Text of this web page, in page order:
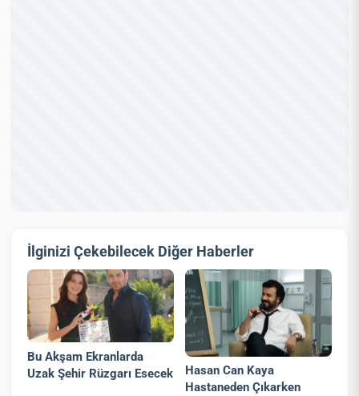
İlginizi Çekebilecek Diğer Haberler
Bu Akşam Ekranlarda
Uzak Şehir Rüzgarı Esecek
Hasan Can Kaya
Hastaneden Çıkarken